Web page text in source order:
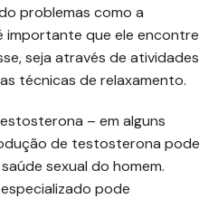
problemas como a
importante que ele encontre
seja através de atividades
técnicas de relaxamento.
– em alguns
de testosterona pode
sexual do homem.
pode